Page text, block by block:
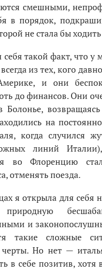
смешными,
в порядок,
не стала бы
такой факт, что у
из тех, кого
и они
до финансов. Они
Болонье,
на
когда случился
линий
во Флоренцию
отменять поезда.
я открыла для себя
и
такие сложные
черты. Но нет —
в себе позитив,